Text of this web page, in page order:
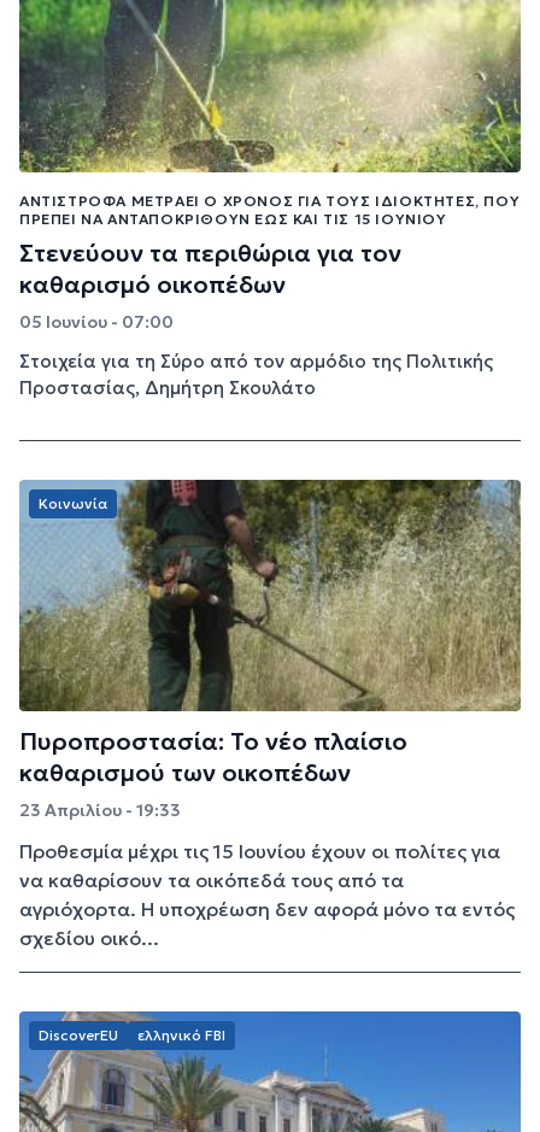
ΑΝΤΊΣΤΡΟΦΑ ΜΕΤΡΆΕΙ Ο ΧΡΌΝΟΣ ΓΙΑ ΤΟΥΣ ΙΔΙΟΚΤΉΤΕΣ, ΠΟΥ
ΠΡΈΠΕΙ ΝΑ ΑΝΤΑΠΟΚΡΙΘΟΎΝ ΈΩΣ ΚΑΙ ΤΙΣ 15 ΙΟΥΝΊΟΥ
Στενεύουν τα περιθώρια για τον
καθαρισμό οικοπέδων
05 Ιουνίου - 07:00
Στοιχεία για τη Σύρο από τον αρμόδιο της Πολιτικής
Προστασίας, Δημήτρη Σκουλάτο
Κοινωνία
Πυροπροστασία: Το νέο πλαίσιο
καθαρισμού των οικοπέδων
23 Απριλίου - 19:33
Προθεσμία μέχρι τις 15 Ιουνίου έχουν οι πολίτες για
να καθαρίσουν τα οικόπεδά τους από τα
αγριόχορτα. Η υποχρέωση δεν αφορά μόνο τα εντός
σχεδίου οικό...
DiscoverEU ελληνικό FBI